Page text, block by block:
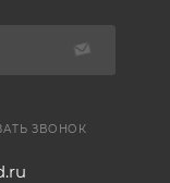
ЗВОНОК